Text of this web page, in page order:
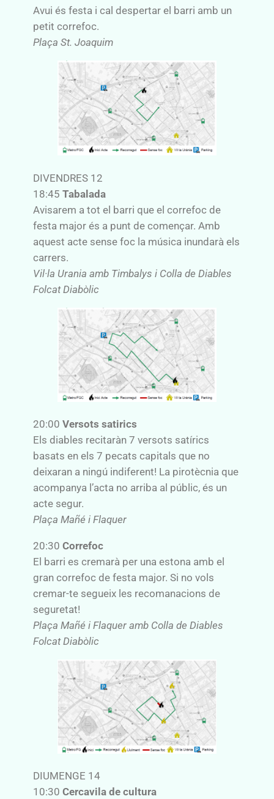
Avui és festa i cal despertar el barri amb un
petit correfoc.
Plaça St. Joaquim
DIVENDRES 12
18:45 Tabalada
Avisarem a tot el barri que el correfoc de
festa major és a punt de començar. Amb
aquest acte sense foc la música inundarà els
carrers.
Vil·la Urania amb Timbalys i Colla de Diables
Folcat Diabòlic
20:00 Versots satirics
Els diables recitaràn 7 versots satírics
basats en els 7 pecats capitals que no
deixaran a ningú indiferent! La pirotècnia que
acompanya l’acta no arriba al públic, és un
acte segur.
Plaça Mañé i Flaquer
20:30 Correfoc
El barri es cremarà per una estona amb el
gran correfoc de festa major. Si no vols
cremar-te segueix les recomanacions de
seguretat!
Plaça Mañé i Flaquer amb Colla de Diables
Folcat Diabòlic
DIUMENGE 14
10:30 Cercavila de cultura